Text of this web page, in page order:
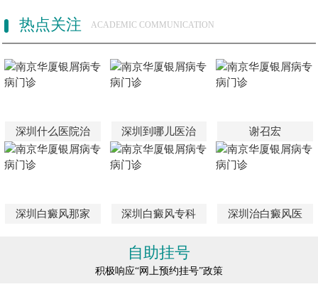
热点关注 ACADEMIC COMMUNICATION
深圳什么医院治 深圳到哪儿医治 谢召宏
深圳白癜风那家 深圳白癜风专科 深圳治白癜风医
自助挂号
积极响应“网上预约挂号”政策